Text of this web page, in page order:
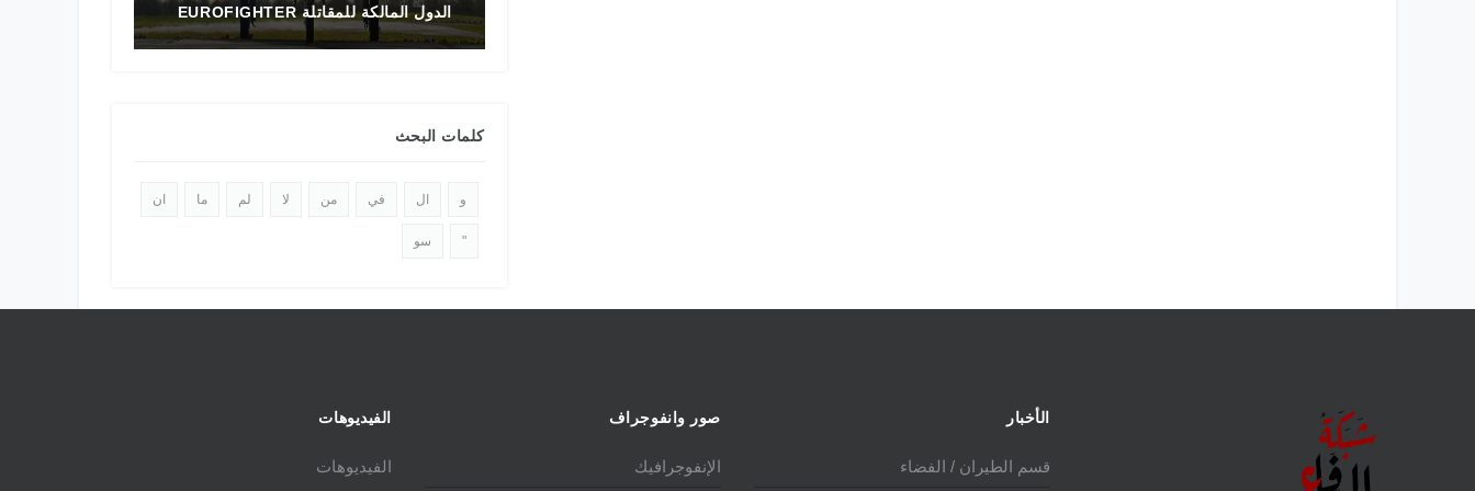
الدول المالكة للمقاتلة EUROFIGHTER
كلمات البحث
و ال في من لا لم ما ان
" سو
الأخبار
قسم الطيران / الفضاء
صور وانفوجراف
الإنفوجرافيك
الفيديوهات
الفيديوهات